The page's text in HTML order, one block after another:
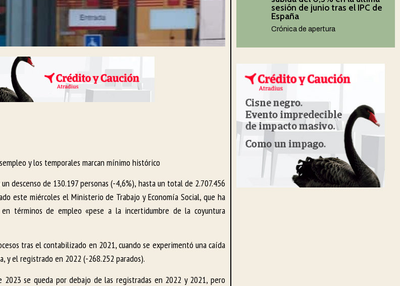
y los temporales marcan mínimo histórico
descenso de 130.197 personas (-4,6%), hasta un total de 2.707.456
este miércoles el Ministerio de Trabajo y Economía Social, que ha
términos de empleo «pese a la incertidumbre de la coyuntura
tras el contabilizado en 2021, cuando se experimentó una caída
y el registrado en 2022 (-268.252 parados).
se queda por debajo de las registradas en 2022 y 2021, pero
sesión de junio tras el IPC de
España
Crónica de apertura